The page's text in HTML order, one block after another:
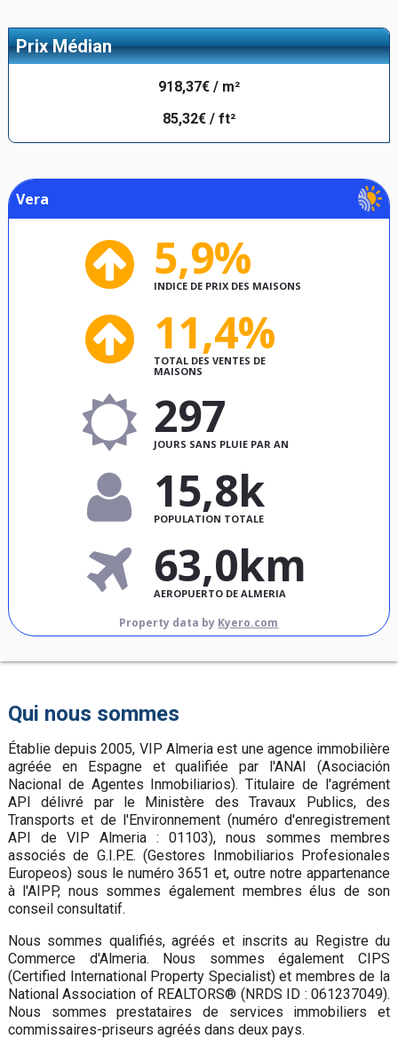
Prix Médian
918,37€ / m²
85,32€ / ft²
Vera
5,9%
INDICE DE PRIX DES MAISONS
11,4%
TOTAL DES VENTES DE
MAISONS
297
JOURS SANS PLUIE PAR AN
15,8k
POPULATION TOTALE
63,0km
AEROPUERTO DE ALMERIA
Property data by Kyero.com
Qui nous sommes
Établie depuis 2005, VIP Almeria est une agence immobilière
agréée en Espagne et qualifiée par l'ANAI (Asociación
Nacional de Agentes Inmobiliarios). Titulaire de l'agrément
API délivré par le Ministère des Travaux Publics, des
Transports et de l'Environnement (numéro d'enregistrement
API de VIP Almeria : 01103), nous sommes membres
associés de G.I.P.E. (Gestores Inmobiliarios Profesionales
Europeos) sous le numéro 3651 et, outre notre appartenance
à l'AIPP, nous sommes également membres élus de son
conseil consultatif.
Nous sommes qualifiés, agréés et inscrits au Registre du
Commerce d'Almeria. Nous sommes également CIPS
(Certified International Property Specialist) et membres de la
National Association of REALTORS® (NRDS ID : 061237049).
Nous sommes prestataires de services immobiliers et
commissaires-priseurs agréés dans deux pays.